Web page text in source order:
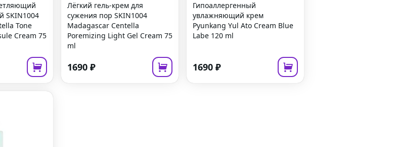
SKIN1004
Tone
Cream 75
Лёгкий гель-крем для
сужения пор SKIN1004
Madagascar Centella
Poremizing Light Gel Cream 75
ml
1690 ₽
Гипоаллергенный
увлажняющий крем
Pyunkang Yul Ato Cream Blue
Labe 120 ml
1690 ₽